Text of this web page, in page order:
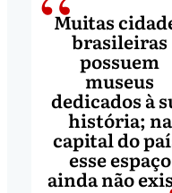
Muitas
brasileiras
possuem
museus
dedicados à
história; na
capital do
esse espaço
ainda não